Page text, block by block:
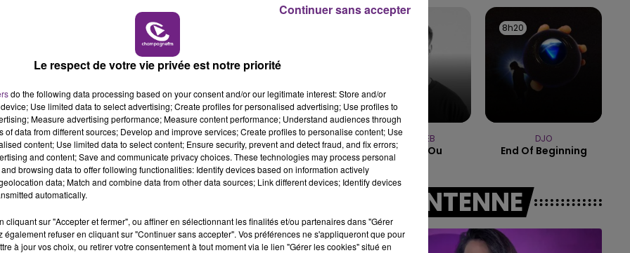
LE WEEK-END CHAMPAGNE FM
7h00 - 11h00
BEST OF
LE MAGASIN JOUÉCLUB DE REIMS FERME
SES PORTES
C'était l'une des institutions du centre-ville
rémois. Le magasin JouéClub est contraint de
fermer ses portes.
JULIEN LIEB
Dis-Moi Ou
8h20
8h20
DJO
End Of Beginning
A L'ANTENNE
Le respect de votre vie privée est notre priorité
do the following data processing based on your consent and/or our legitimate interest: Store and/or
Use limited data to select advertising; Create profiles for personalised advertising; Use profiles to
Measure advertising performance; Measure content performance; Understand audiences through
of data from different sources; Develop and improve services; Create profiles to personalise content; Use
content; Use limited data to select content; Ensure security, prevent and detect fraud, and fix errors;
and content; Save and communicate privacy choices. These technologies may process personal
browsing data to offer following functionalities: Identify devices based on information actively
data; Match and combine data from other data sources; Link different devices; Identify devices
automatically.
cliquant sur "Accepter et fermer", ou affiner en sélectionnant les finalités et/ou partenaires dans "Gérer
également refuser en cliquant sur "Continuer sans accepter". Vos préférences ne s'appliqueront que pour
à jour vos choix, ou retirer votre consentement à tout moment via le lien "Gérer les cookies" situé en
Continuer sans accepter